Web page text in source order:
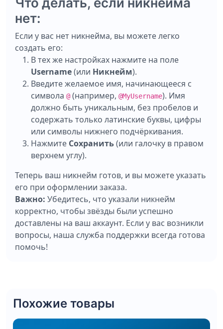
нет:
Если у вас нет никнейма, вы можете легко
создать его:
В тех же настройках нажмите на поле
Username(или Никнейм).
Введите желаемое имя, начинающееся с
символа @ (например, @MyUsername). Имя
должно быть уникальным, без пробелов и
содержать только латинские буквы, цифры
или символы нижнего подчёркивания.
Нажмите Сохранить(или галочку в правом
верхнем углу).
Теперь ваш никнейм готов, и вы можете указать
его при оформлении заказа.
Важно: Убедитесь, что указали никнейм
корректно, чтобы звёзды были успешно
доставлены на ваш аккаунт. Если у вас возникли
вопросы, наша служба поддержки всегда готова
помочь!
Похожие товары